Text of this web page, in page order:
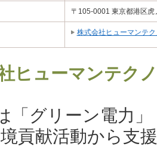
〒105-0001 東京都港区
株式会社ヒューマンテ
ヒューマンテク
「グリーン電力
貢献活動から支